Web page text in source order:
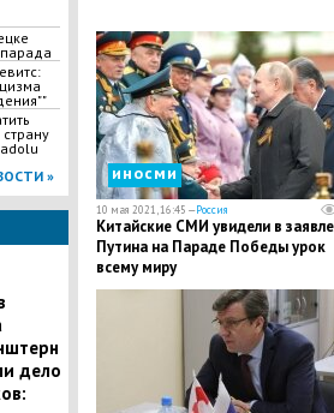
»
дело
иносми
10 мая 2021, 16:45 —Россия
Китайские СМИ увидели в
Путина на Параде Победы урок
всему миру